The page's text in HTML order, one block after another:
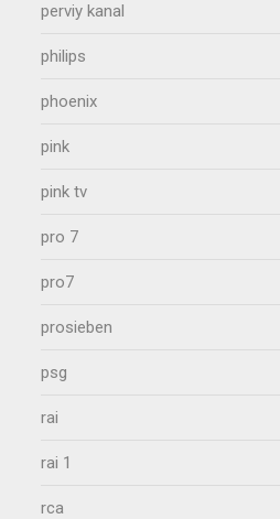
perviy kanal
philips
phoenix
pink
pink tv
pro 7
pro7
prosieben
psg
rai
rai 1
rca